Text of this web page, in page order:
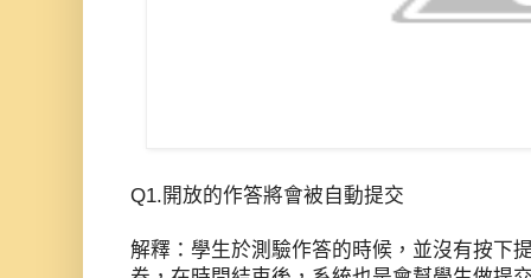
Q1.開放的作答將會被自動提交
解釋：學生於測驗作答的時候，並沒有按下